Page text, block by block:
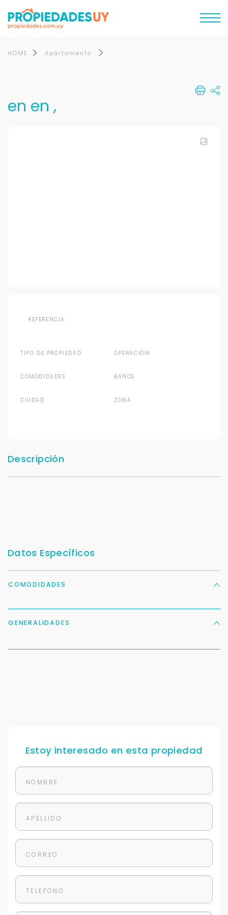
HOME Apartamento
en en ,
REFERENCIA:
TIPO DE PROPIEDAD OPERACIÓN
COMODIDADES BAÑOS
CIUDAD ZONA
Descripción
Datos Específicos
COMODIDADES
GENERALIDADES
Estoy interesado en esta propiedad